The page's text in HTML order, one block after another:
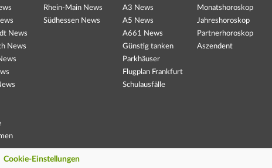
News
News
Rhein-Main News
Südhessen News
A3 News
A5 News
A661 News
Günstig tanken
Parkhäuser
Flugplan Frankfurt
Schulausfälle
Monatshoroskop
Jahreshoroskop
Partnerhoroskop
Aszendent
Cookie-Einstellungen